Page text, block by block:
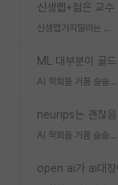
신생랩가지말라는 이유가 있었구나
AI 학회들 거품 슬슬 지적이 나오네요
neurips는 괜찮음
AI 학회들 거품 슬슬 지적이 나오네요